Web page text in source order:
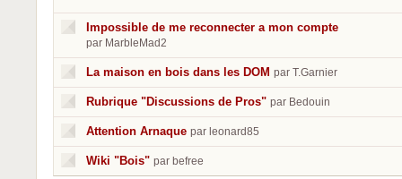
Impossible de me reconnecter a mon compte
par MarbleMad2
La maison en bois dans les DOM par T.Garnier
Rubrique "Discussions de Pros" par Bedouin
Attention Arnaque par leonard85
Wiki "Bois" par befree